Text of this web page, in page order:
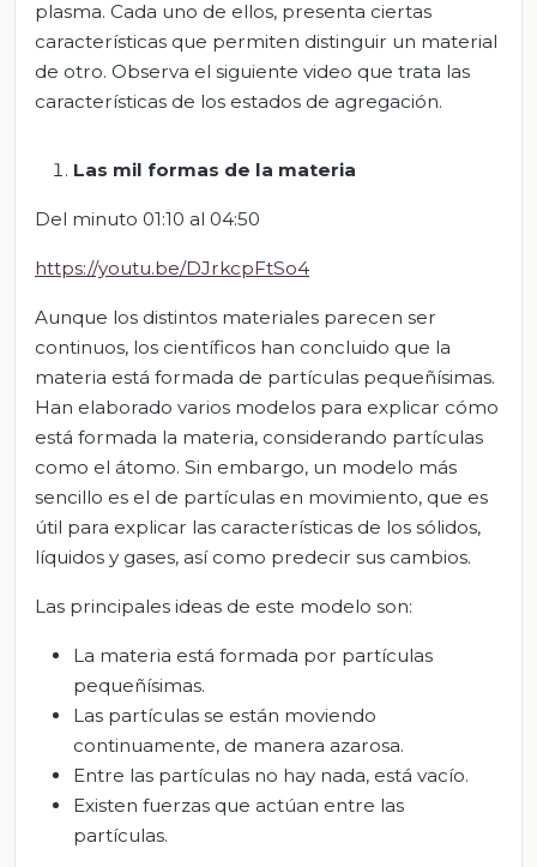
plasma. Cada uno de ellos, presenta ciertas
características que permiten distinguir un material
de otro. Observa el siguiente video que trata las
características de los estados de agregación.
Las mil formas de la materia
Del minuto 01:10 al 04:50
https://youtu.be/DJrkcpFtSo4
Aunque los distintos materiales parecen ser
continuos, los científicos han concluido que la
materia está formada de partículas pequeñísimas.
Han elaborado varios modelos para explicar cómo
está formada la materia, considerando partículas
como el átomo. Sin embargo, un modelo más
sencillo es el de partículas en movimiento, que es
útil para explicar las características de los sólidos,
líquidos y gases, así como predecir sus cambios.
Las principales ideas de este modelo son:
La materia está formada por partículas
pequeñísimas.
Las partículas se están moviendo
continuamente, de manera azarosa.
Entre las partículas no hay nada, está vacío.
Existen fuerzas que actúan entre las
partículas.